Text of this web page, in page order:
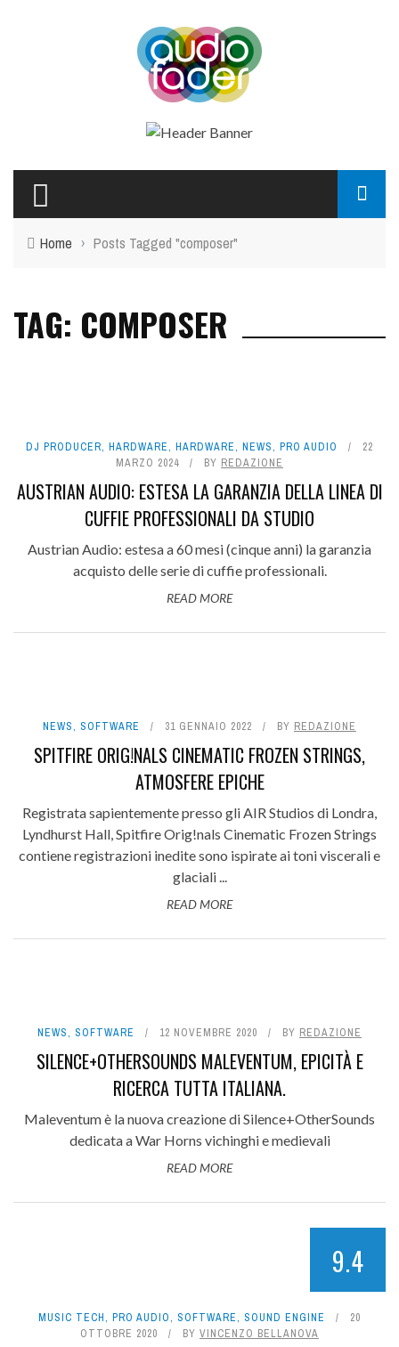
Home › Posts Tagged "composer"
TAG: COMPOSER
DJ PRODUCER, HARDWARE, HARDWARE, NEWS, PRO AUDIO
22
MARZO 2024
BY REDAZIONE
AUSTRIAN AUDIO: ESTESA LA GARANZIA DELLA LINEA DI
CUFFIE PROFESSIONALI DA STUDIO
Austrian Audio: estesa a 60 mesi (cinque anni) la garanzia
acquisto delle serie di cuffie professionali.
READ MORE
NEWS, SOFTWARE 31 GENNAIO 2022 BY REDAZIONE
SPITFIRE ORIG!NALS CINEMATIC FROZEN STRINGS,
ATMOSFERE EPICHE
Registrata sapientemente presso gli AIR Studios di Londra,
Lyndhurst Hall, Spitfire Orig!nals Cinematic Frozen Strings
contiene registrazioni inedite sono ispirate ai toni viscerali e
glaciali ...
READ MORE
NEWS, SOFTWARE 12 NOVEMBRE 2020 BY REDAZIONE
SILENCE+OTHERSOUNDS MALEVENTUM, EPICITÀ E
RICERCA TUTTA ITALIANA.
Maleventum è la nuova creazione di Silence+OtherSounds
dedicata a War Horns vichinghi e medievali
READ MORE
9.4
MUSIC TECH, PRO AUDIO, SOFTWARE, SOUND ENGINE
20
OTTOBRE 2020
BY VINCENZO BELLANOVA